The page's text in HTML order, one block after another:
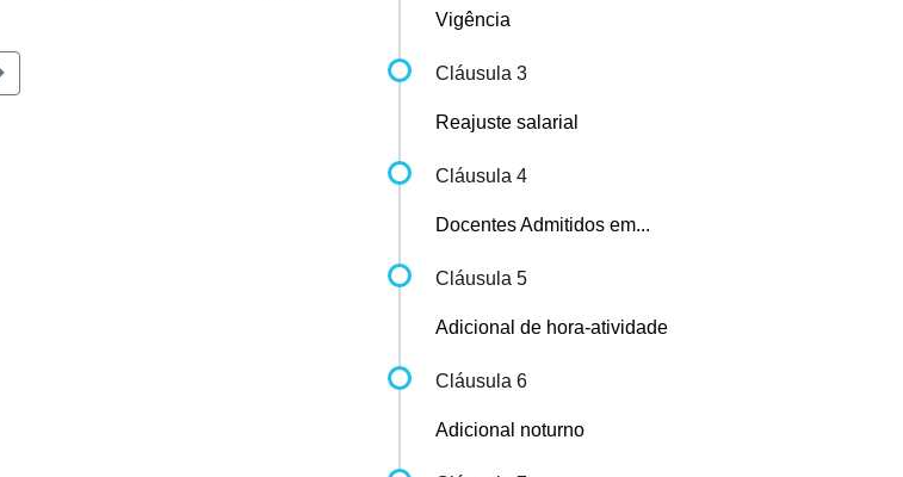
Vigência
Cláusula 3
Reajuste salarial
Cláusula 4
Docentes Admitidos em...
Cláusula 5
Adicional de hora-atividade
Cláusula 6
Adicional noturno